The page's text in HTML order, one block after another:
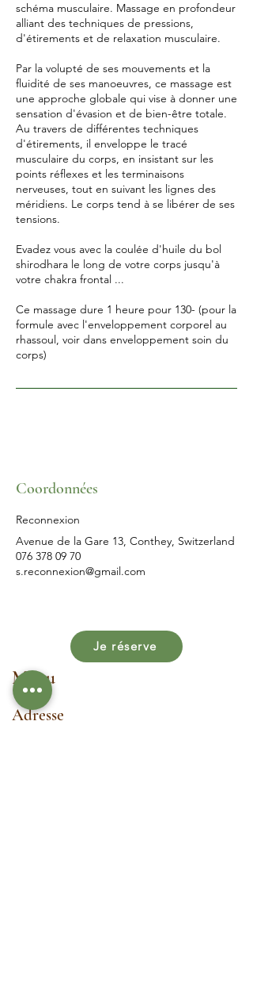
schéma musculaire. Massage en profondeur
alliant des techniques de pressions,
d'étirements et de relaxation musculaire.
Par la volupté de ses mouvements et la
fluidité de ses manoeuvres, ce massage est
une approche globale qui vise à donner une
sensation d'évasion et de bien-être totale.
Au travers de différentes techniques
d'étirements, il enveloppe le tracé
musculaire du corps, en insistant sur les
points réflexes et les terminaisons
nerveuses, tout en suivant les lignes des
méridiens. Le corps tend à se libérer de ses
tensions.
Evadez vous avec la coulée d'huile du bol
shirodhara le long de votre corps jusqu'à
votre chakra frontal ...
Ce massage dure 1 heure pour 130- (pour la
formule avec l'enveloppement corporel au
rhassoul, voir dans enveloppement soin du
corps)
Coordonnées
Reconnexion
Avenue de la Gare 13, Conthey, Switzerland
076 378 09 70
s.reconnexion@gmail.com
Je réserve
Menu
Adresse